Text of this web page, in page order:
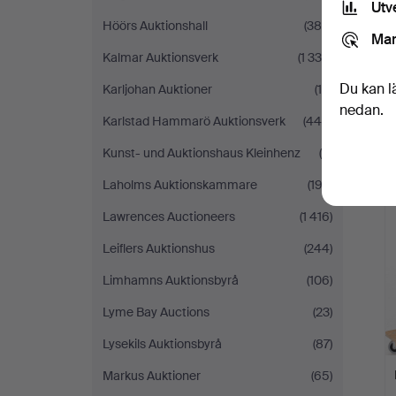
Höörs Auktionshall
(384)
Kalmar Auktionsverk
(1 338)
Karljohan Auktioner
(18)
Karlstad Hammarö Auktionsverk
(446)
Kunst- und Auktionshaus Kleinhenz
(4)
Laholms Auktionskammare
(193)
Lawrences Auctioneers
(1 416)
Leiflers Auktionshus
(244)
Limhamns Auktionsbyrå
(106)
Lyme Bay Auctions
(23)
Lysekils Auktionsbyrå
(87)
Markus Auktioner
(65)
Du kan
nedan.